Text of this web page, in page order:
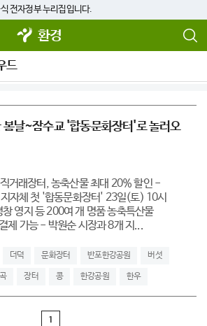
전자정부 누리집입니다.
환경
드
날~잠수교 '합동문화장터'로 놀러오
거래장터, 농축산물 최대 20% 할인 -
자체 첫 '합동문화장터' 23일(토) 10시
영지 등 200여 개 명품 농축특산물
제 가능 - 박원순 시장과 8개 지...
더덕 문화장터 반포한강공원 버섯
장터 콩 한강공원 한우
1